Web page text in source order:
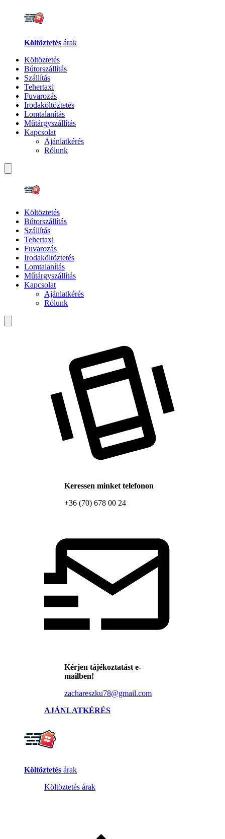
Költöztetés árak
Költöztetés
Bútorszállítás
Szállítás
Tehertaxi
Fuvarozás
Irodaköltöztetés
Lomtalanítás
Műtárgyszállítás
Kapcsolat
Ajánlatkérés
Rólunk
Költöztetés
Bútorszállítás
Szállítás
Tehertaxi
Fuvarozás
Irodaköltöztetés
Lomtalanítás
Műtárgyszállítás
Kapcsolat
Ajánlatkérés
Rólunk
Keressen minket telefonon
+36 (70) 678 00 24
Kérjen tájékoztatást e-
mailben!
zachareszku78@gmail.com
AJÁNLATKÉRÉS
Költöztetés árak
Költöztetés árak